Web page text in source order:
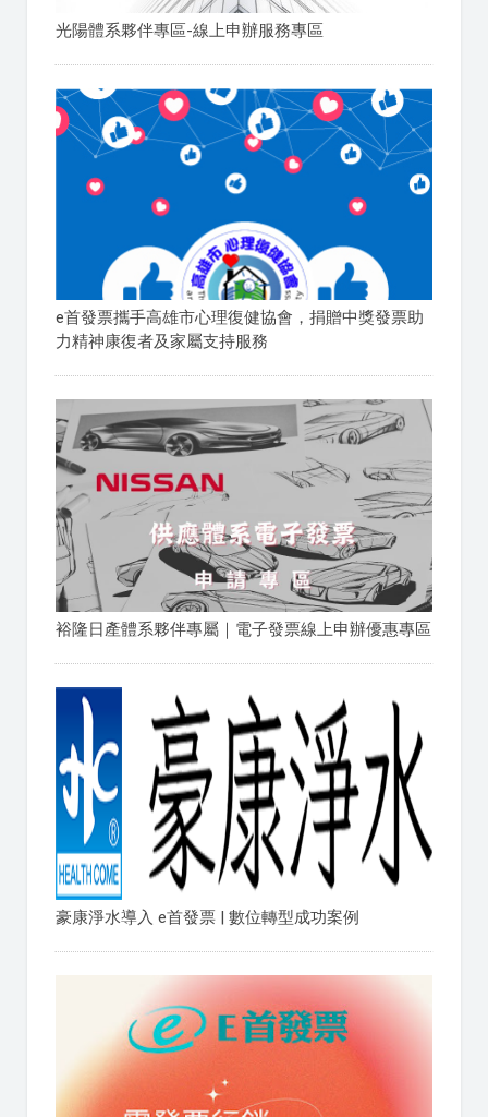
光陽體系夥伴專區-線上申辦服務專區
e首發票攜手高雄市心理復健協會，捐贈中獎發票助
力精神康復者及家屬支持服務
裕隆日產體系夥伴專屬｜電子發票線上申辦優惠專區
豪康淨水導入 e首發票 | 數位轉型成功案例